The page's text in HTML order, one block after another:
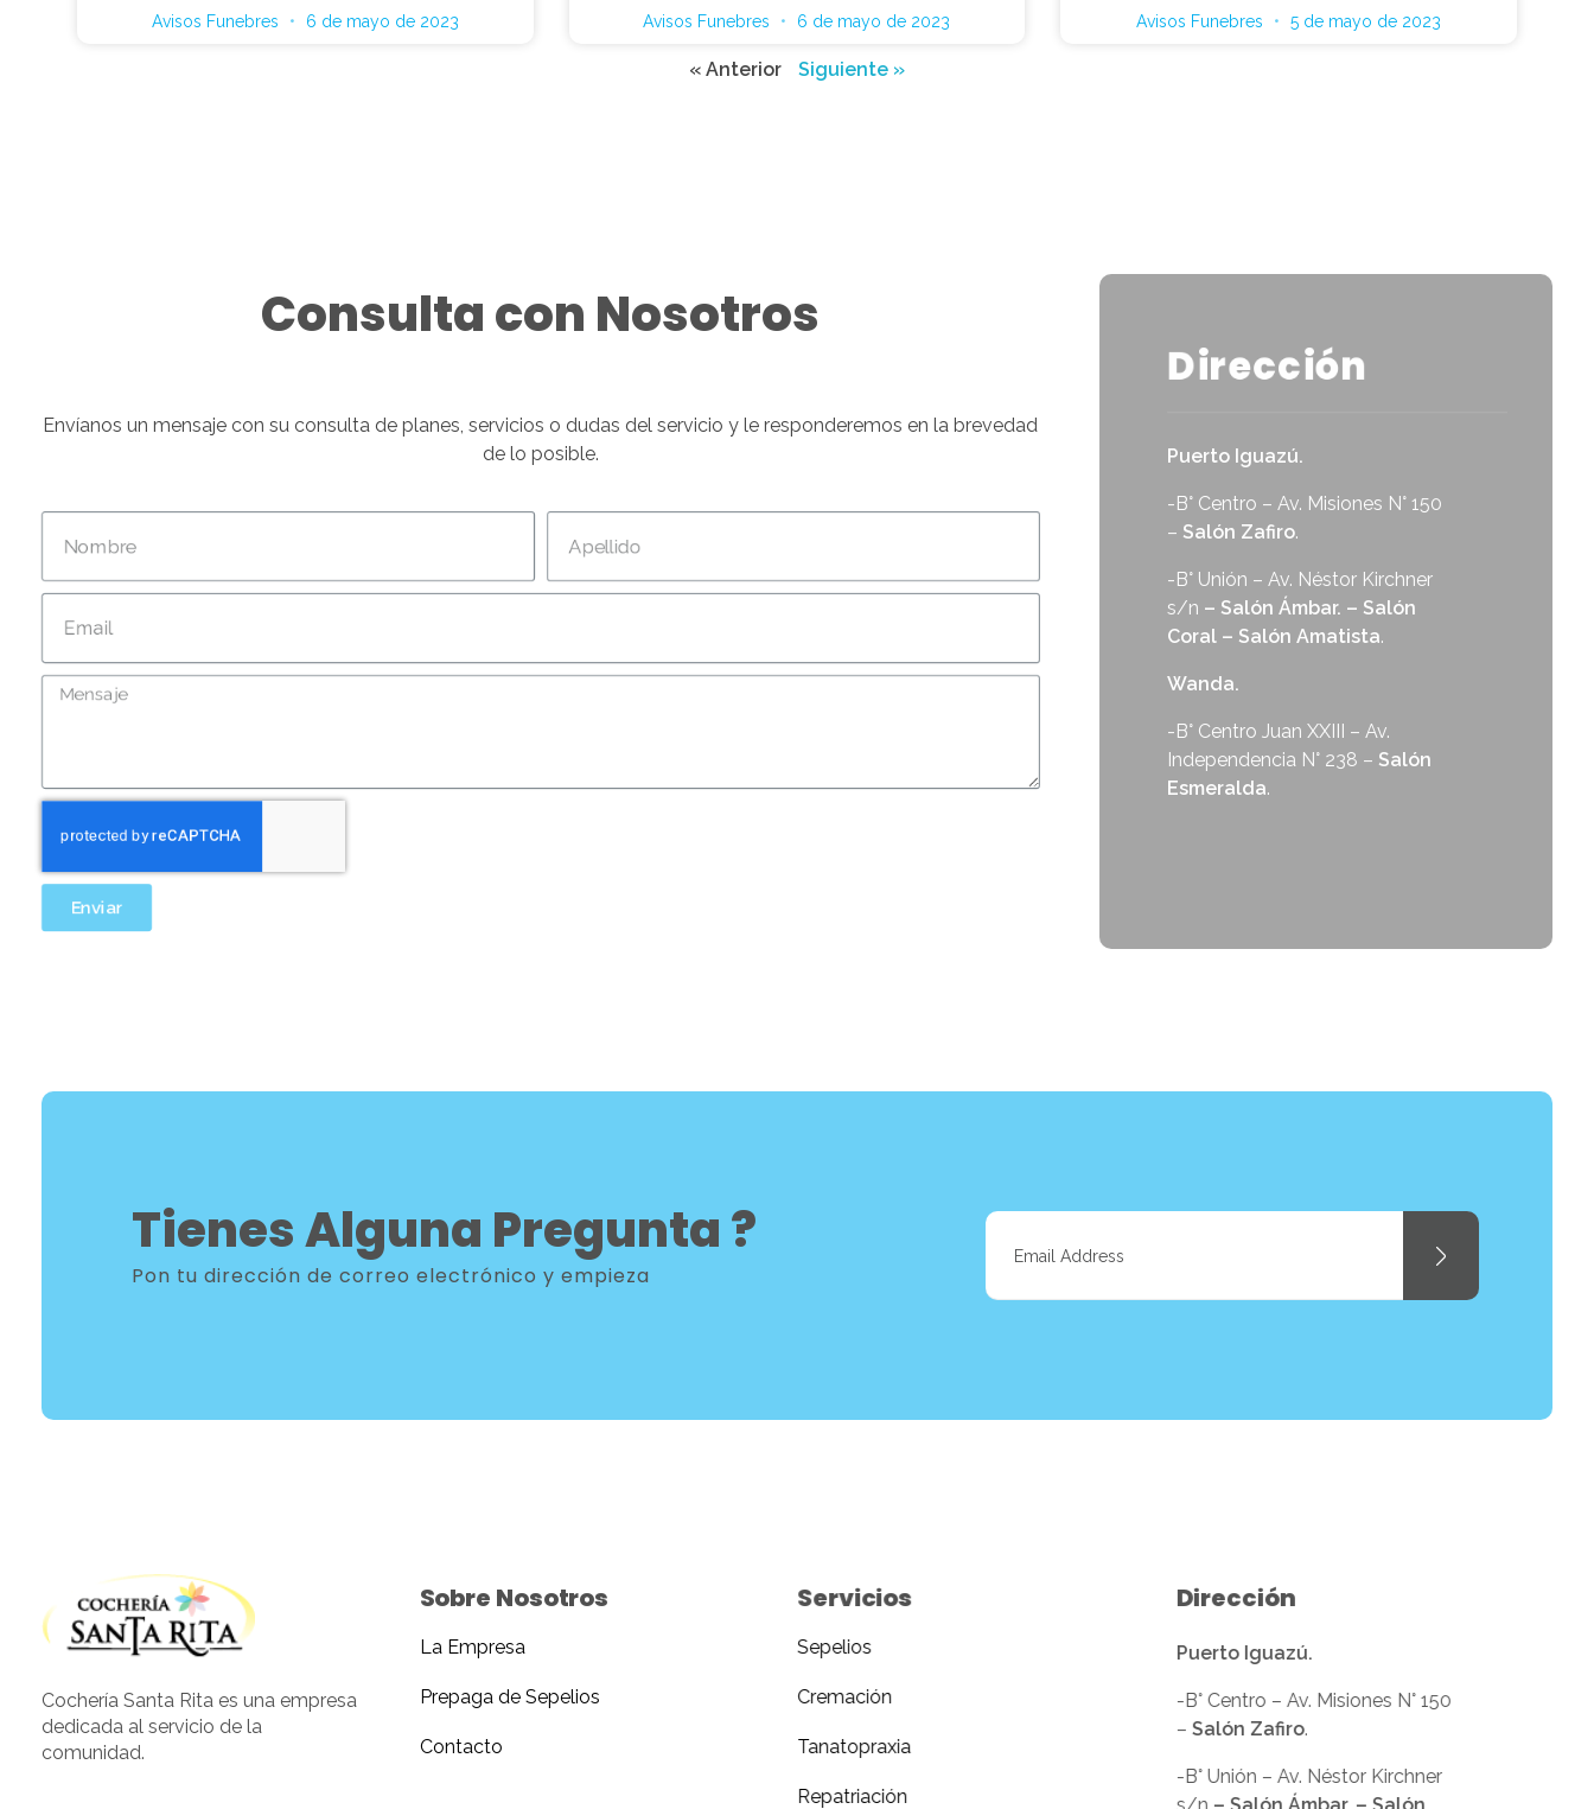
Avisos Funebres 6 de mayo de 2023 Avisos Funebres 6 de mayo de 2023 Avisos Funebres 5 de mayo de 2023
« Anterior Siguiente »
Consulta con Nosotros
Envíanos un mensaje con su consulta de planes, servicios o dudas del servicio y le responderemos en la brevedad
de lo posible.
Enviar
Dirección
Puerto Iguazú.
-B° Centro – Av. Misiones N° 150
– Salón Zafiro.
-B° Unión – Av. Néstor Kirchner
s/n – Salón Ámbar. – Salón
Coral – Salón Amatista.
Wanda.
-B° Centro Juan XXIII – Av.
Independencia N° 238 – Salón
Esmeralda.
Tienes Alguna Pregunta ?
Pon tu dirección de correo electrónico y empieza
Cochería Santa Rita es una empresa
dedicada al servicio de la
comunidad.
Sobre Nosotros
La Empresa
Prepaga de Sepelios
Contacto
Servicios
Sepelios
Cremación
Tanatopraxia
Repatriación
Dirección
Puerto Iguazú.
-B° Centro – Av. Misiones N° 150
– Salón Zafiro.
-B° Unión – Av. Néstor Kirchner